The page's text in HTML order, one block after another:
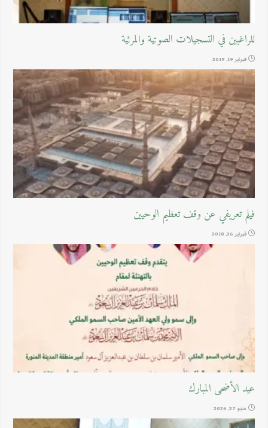
للراغبين في التسجيلات الصوتية والمرئية
فبراير 19, 2019
فيلم تعريفي عن وقف تعظيم الوحيين
فبراير 26, 2018
عيد الأضحى المبارك
مايو 27, 2026